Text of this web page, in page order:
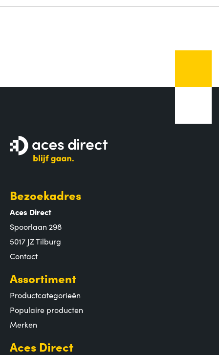
Bezoekadres
Aces Direct
Spoorlaan 298
5017 JZ Tilburg
Contact
Assortiment
Productcategorieën
Populaire producten
Merken
Aces Direct